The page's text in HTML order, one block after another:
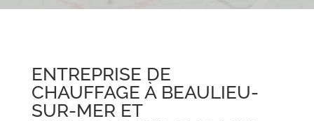
ENTREPRISE DE
CHAUFFAGE À BEAULIEU-
SUR-MER ET